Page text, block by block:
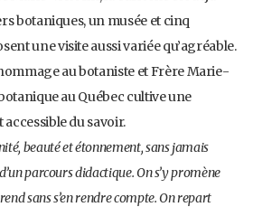
botaniques, un musée et cinq
une visite aussi variée qu’agréable.
au botaniste et Frère Marie-
au Québec cultive une
du savoir.
beauté et étonnement, sans jamais
parcours didactique. On s’y promène
sans s’en rendre compte. On repart